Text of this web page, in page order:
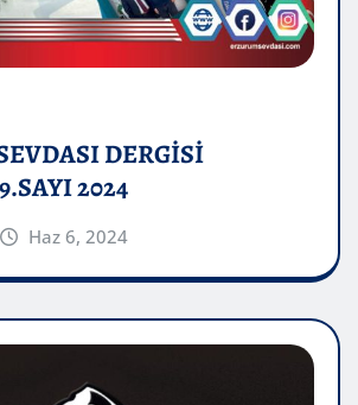
DERGİSİ
2024
Haz 6, 2024